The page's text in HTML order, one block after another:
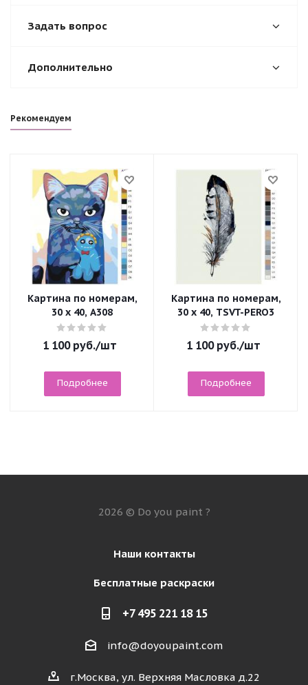
Задать вопрос
Дополнительно
Рекомендуем
Картина по номерам,
30 x 40, A308
1 100руб./шт
Подробнее
Картина по номерам,
30 x 40, TSVT-PERO3
1 100руб./шт
Подробнее
2026 © Do you paint ?
Наши контакты
Бесплатные раскраски
+7 495 221 18 15
info@doyoupaint.com
г.Москва, ул. Верхняя Масловка д.22